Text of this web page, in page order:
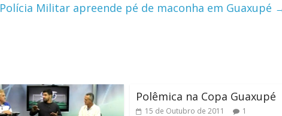
Polícia Militar apreende pé de maconha em Guaxupé
Polêmica na Copa Guaxupé
15 de Outubro de 2011 1